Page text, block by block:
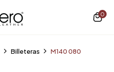
0
Billeteras M140 080